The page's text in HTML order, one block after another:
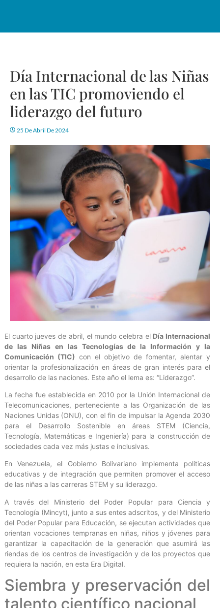
Día Internacional de las Niñas
en las TIC promoviendo el
liderazgo del futuro
25 De Abril De 2024
El cuarto jueves de abril, el mundo celebra el Día Internacional
de las Niñas en las Tecnologías de la Información y la
Comunicación (TIC) con el objetivo de fomentar, alentar y
orientar la profesionalización en áreas de gran interés para el
desarrollo de las naciones. Este año el lema es: “Liderazgo”.
La fecha fue establecida en 2010 por la Unión Internacional de
Telecomunicaciones, perteneciente a las Organización de las
Naciones Unidas (ONU), con el fin de impulsar la Agenda 2030
para el Desarrollo Sostenible en áreas STEM (Ciencia,
Tecnología, Matemáticas e Ingeniería) para la construcción de
sociedades cada vez más justas e inclusivas.
En Venezuela, el Gobierno Bolivariano implementa políticas
educativas y de integración que permiten promover el acceso
de las niñas a las carreras STEM y su liderazgo.
A través del Ministerio del Poder Popular para Ciencia y
Tecnología (Mincyt), junto a sus entes adscritos, y del Ministerio
del Poder Popular para Educación, se ejecutan actividades que
orientan vocaciones tempranas en niñas, niños y jóvenes para
garantizar la capacitación de la generación que asumirá las
riendas de los centros de investigación y de los proyectos que
requiera la nación, en esta Era Digital.
Siembra y preservación del
talento científico nacional